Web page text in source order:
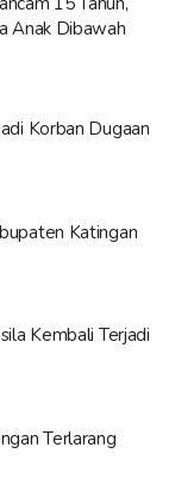
Anak Dibawah
Korban Dugaan
Katingan
Kembali Terjadi
Terlarang